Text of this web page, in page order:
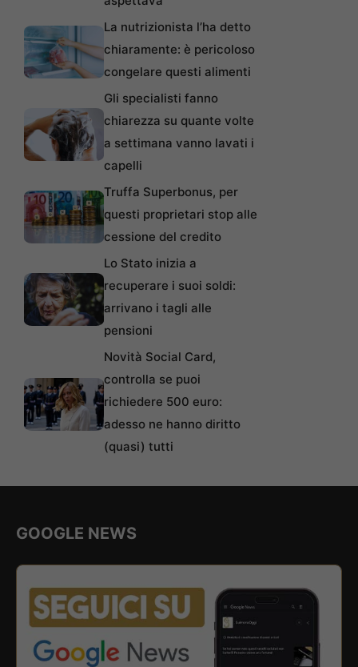
La nutrizionista l’ha detto
chiaramente: è pericoloso
congelare questi alimenti
Gli specialisti fanno
chiarezza su quante volte
a settimana vanno lavati i
capelli
Truffa Superbonus, per
questi proprietari stop alle
cessione del credito
Lo Stato inizia a
recuperare i suoi soldi:
arrivano i tagli alle
pensioni
Novità Social Card,
controlla se puoi
richiedere 500 euro:
adesso ne hanno diritto
(quasi) tutti
GOOGLE NEWS